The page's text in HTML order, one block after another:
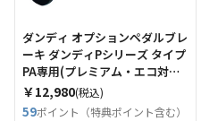
ダンディ オプションペダルブレ
ーキ ダンディPシリーズ タイプ
PA専用(プレミアム・エコ対応)
W905×D605 （Tcode：
2082355）
￥12,980(税込)
59ポイント（特典ポイント含む）